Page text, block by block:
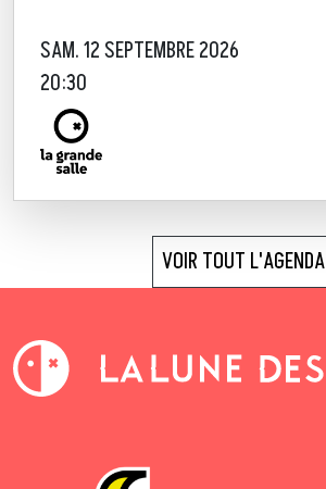
SAM. 12 SEPTEMBRE 2026
20:30
VOIR TOUT L'AGENDA